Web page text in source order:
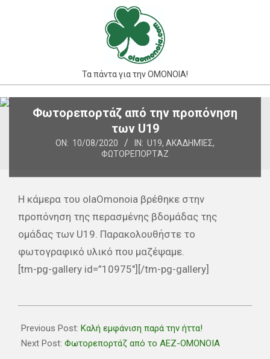
Τα πάντα για την ΟΜΟΝΟΙΑ!
Primary
NavigationΦωτορεπορτάζ από την προπόνηση
των U19
ON: 10/08/2020 IN: U19, ΑΚΑΔΗΜΊΕΣ,
ΦΩΤΟΡΕΠΟΡΤΆΖ
Η κάμερα του olaOmonoia βρέθηκε στην
προπόνηση της περασμένης βδομάδας της
ομάδας των U19. Παρακολουθήστε το
φωτογραφικό υλικό που μαζέψαμε.
[tm-pg-gallery id=”10975″][/tm-pg-gallery]
08-
10
Previous Post: Καλή εμφάνιση παρά την ήττα!
Next Post: Φωτορεπορτάζ από το ΑΕΖ-ΟΜΟΝΟΙΑ